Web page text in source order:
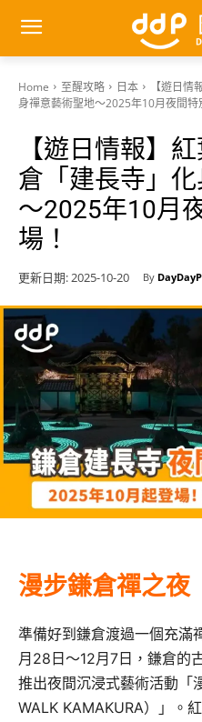
Home 至醒攻略 日本
【遊日
身禪意藝術聖地～2025年10月夜間特
【遊日情報】
倉「建長寺」
～2025年10月
場！
更新日期:2025-10-20 By
漫步鎌倉禪之夜
準備好到鎌倉渡過一個充滿
月28日～12月7日，鎌倉的
推出夜間沉浸式藝術活動「
WALK KAMAKURA）」。